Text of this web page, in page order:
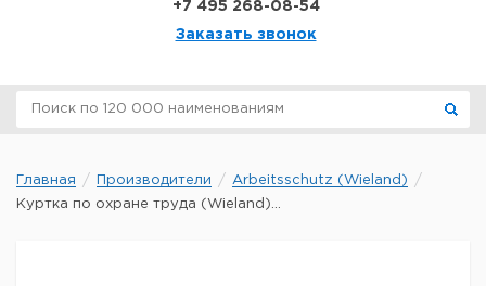
+7 495 268-08-54
Заказать звонок
Главная Производители
Arbeitsschutz (Wieland)
Куртка по охране труда (Wieland)...